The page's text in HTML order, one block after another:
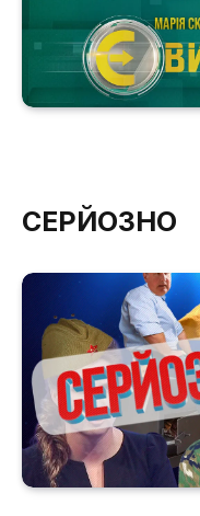
СЕРЙОЗНО